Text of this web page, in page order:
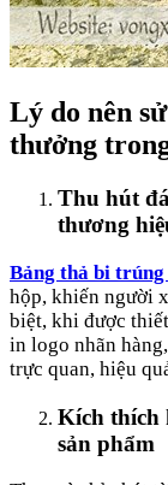
Lý do nên
thưởng
Thu hút
thương
Bảng thả bi
hộp, khiến người
biệt, khi được
in logo nhãn
trực quan, hiệu
Kích thích
sản phẩm